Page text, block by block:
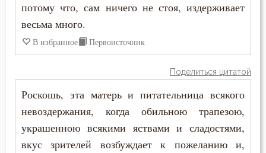
Страх
Страх Божий
Страшный суд
Счастье
потому что, сам ничего не стоя, издерживает
весьма много.
В избранное Первоисточник
Поделиться цитатой
Роскошь, эта матерь и питательница всякого
невоздержания, когда обильною трапезою,
украшенною всякими яствами и сладостями,
вкус зрителей возбуждает к пожеланию и,